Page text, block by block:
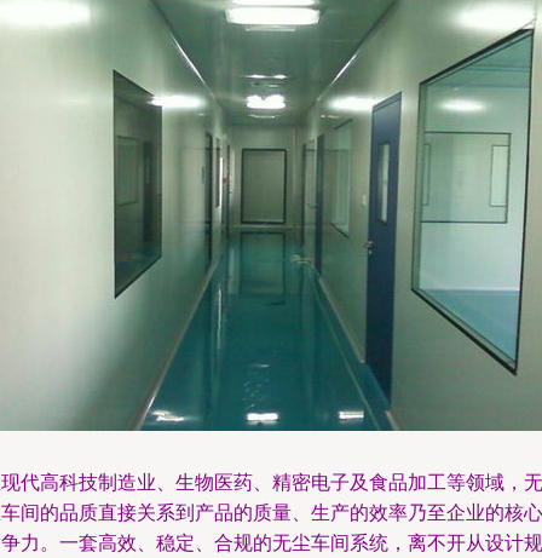
代高科技制造业、生物医药、精密电子及食品加工等领域，无
间的品质直接关系到产品的质量、生产的效率乃至企业的核心
力。一套高效、稳定、合规的无尘车间系统，离不开从设计规